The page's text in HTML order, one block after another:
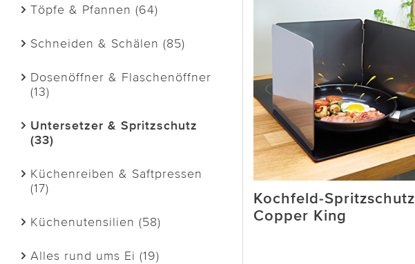
Töpfe & Pfannen (64)
Schneiden & Schälen (85)
Dosenöffner & Flaschenöffner
(13)
Untersetzer & Spritzschutz
(33)
Küchenreiben & Saftpressen
(17)
Küchenutensilien (58)
Alles rund ums Ei (19)
Kochfeld-Spritzschutz
Copper King